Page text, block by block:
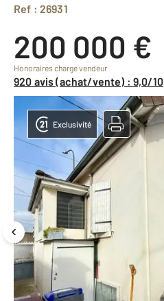
Ref : 26931
200 000 €
Honoraires charge vendeur
920 avis (achat/vente) : 9,0/10
Exclusivité